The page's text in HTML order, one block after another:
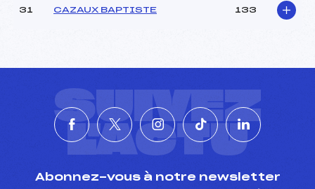
31 CAZAUX BAPTISTE 133
SUIVEZ
L'ACTU
Abonnez-vous à notre newsletter